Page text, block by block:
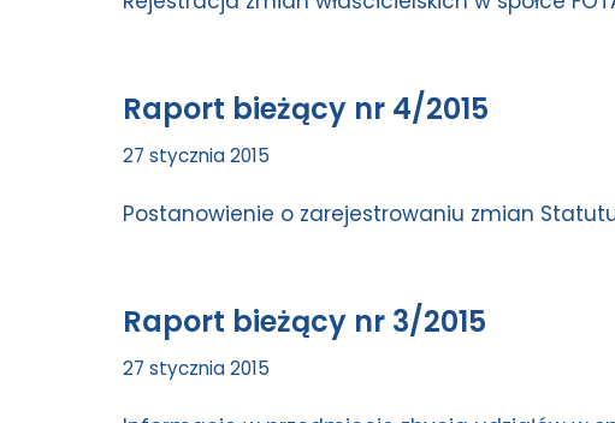
Raport bieżący nr 4/2015
27 stycznia 2015
Postanowienie o zarejestrowaniu zmian Statutu
Raport bieżący nr 3/2015
27 stycznia 2015